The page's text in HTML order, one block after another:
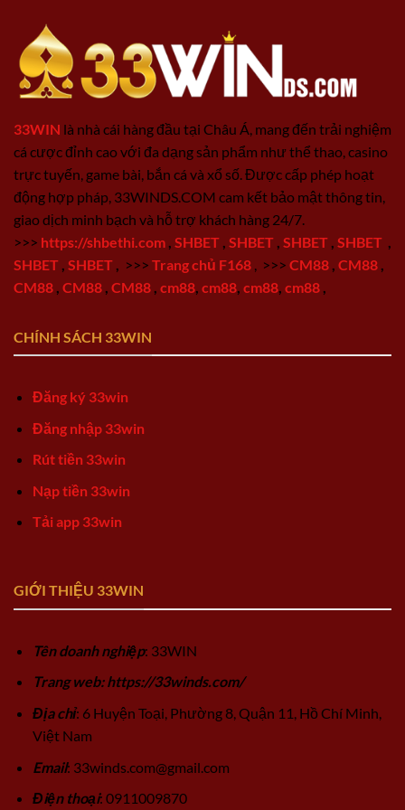
33WIN là nhà cái hàng đầu tại Châu Á, mang đến trải nghiệm
cá cược đỉnh cao với đa dạng sản phẩm như thể thao, casino
trực tuyến, game bài, bắn cá và xổ số. Được cấp phép hoạt
động hợp pháp, 33WINDS.COM cam kết bảo mật thông tin,
giao dịch minh bạch và hỗ trợ khách hàng 24/7.
>>> https://shbethi.com SHBET SHBET SHBET SHBET
SHBET SHBET >>> Trang chủ F168 >>> CM88 CM88
CM88 CM88 CM88 cm88 cm88 cm88 cm88
CHÍNH SÁCH 33WIN
Đăng ký 33win
Đăng nhập 33win
Rút tiền 33win
Nạp tiền 33win
Tải app 33win
GIỚI THIỆU 33WIN
Tên doanh nghiệp: 33WIN
Trang web: https://33winds.com/
Địa chỉ: 6 Huyện Toại, Phường 8, Quận 11, Hồ Chí Minh,
Việt Nam
Email: 33winds.com@gmail.com
Điện thoại: 0911009870